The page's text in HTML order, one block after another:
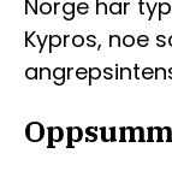
Norge har
Kypros, noe